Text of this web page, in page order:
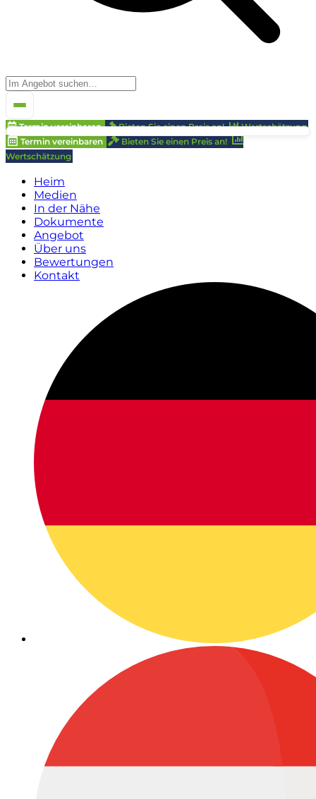
Termin vereinbaren Bieten Sie einen Preis an!
Wertschätzung
Termin vereinbaren
Bieten Sie einen Preis an!
Wertschätzung
Heim
Medien
In der Nähe
Dokumente
Angebot
Über uns
Bewertungen
Kontakt